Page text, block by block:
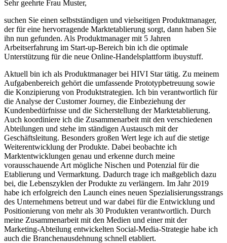
Sehr geehrte Frau Muster,
suchen Sie einen selbstständigen und vielseitigen Produktmanager,
der für eine hervorragende Marktetablierung sorgt, dann haben Sie
ihn nun gefunden. Als Produktmanager mit 5 Jahren
Arbeitserfahrung im Start-up-Bereich bin ich die optimale
Unterstützung für die neue Online-Handelsplattform ibuystuff.
Aktuell bin ich als Produktmanager bei HIVI Star tätig. Zu meinem
Aufgabenbereich gehört die umfassende Prototypbetreuung sowie
die Konzipierung von Produktstrategien. Ich bin verantwortlich für
die Analyse der Customer Journey, die Einbeziehung der
Kundenbedürfnisse und die Sicherstellung der Marktetablierung.
Auch koordiniere ich die Zusammenarbeit mit den verschiedenen
Abteilungen und stehe im ständigen Austausch mit der
Geschäftsleitung. Besonders großen Wert lege ich auf die stetige
Weiterentwicklung der Produkte. Dabei beobachte ich
Marktentwicklungen genau und erkenne durch meine
vorausschauende Art mögliche Nischen und Potenzial für die
Etablierung und Vermarktung. Dadurch trage ich maßgeblich dazu
bei, die Lebenszyklen der Produkte zu verlängern. Im Jahr 2019
habe ich erfolgreich den Launch eines neuen Spezialisierungsstrangs
des Unternehmens betreut und war dabei für die Entwicklung und
Positionierung von mehr als 30 Produkten verantwortlich. Durch
meine Zusammenarbeit mit den Medien und einer mit der
Marketing-Abteilung entwickelten Social-Media-Strategie habe ich
auch die Branchenausdehnung schnell etabliert.